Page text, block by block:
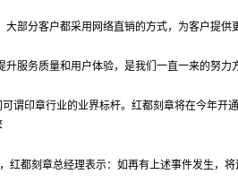
部分客户都采用网络直销的方式，为客户提供
服务质量和用户体验，是我们一直一来的努力
谓印章行业的业界标杆。红都刻章将在今年开
红都刻章总经理表示：如再有上述事件发生，